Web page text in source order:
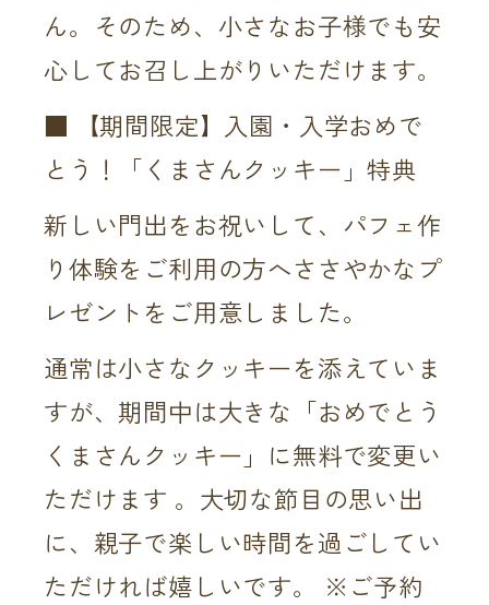
ん。そのため、小さなお子様でも安
心してお召し上がりいただけます。
■ 【期間限定】入園・入学おめで
とう！「くまさんクッキー」特典
新しい門出をお祝いして、パフェ作
り体験をご利用の方へささやかなプ
レゼントをご用意しました。
通常は小さなクッキーを添えていま
すが、期間中は大きな「おめでとう
くまさんクッキー」に無料で変更い
ただけます 。大切な節目の思い出
に、親子で楽しい時間を過ごしてい
ただければ嬉しいです。 ※ご予約